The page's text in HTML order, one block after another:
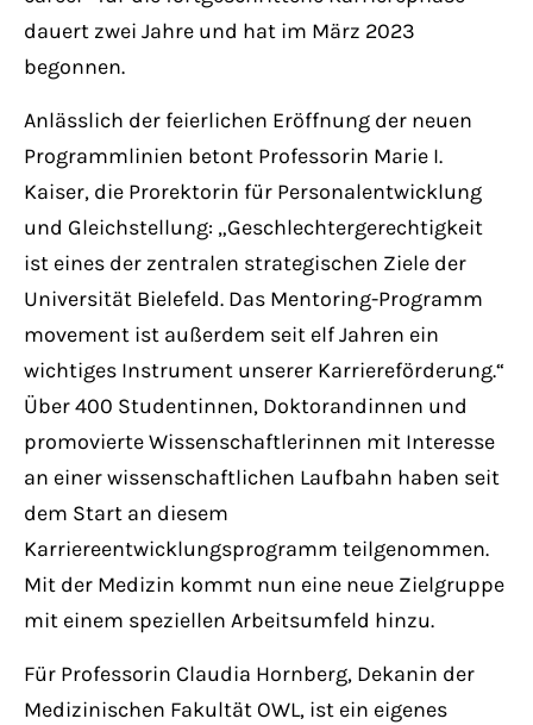
dauert zwei Jahre und hat im März 2023
begonnen.
Anlässlich der feierlichen Eröffnung der neuen
Programmlinien betont Professorin Marie I.
Kaiser, die Prorektorin für Personalentwicklung
und Gleichstellung: „Geschlechtergerechtigkeit
ist eines der zentralen strategischen Ziele der
Universität Bielefeld. Das Mentoring-Programm
movement ist außerdem seit elf Jahren ein
wichtiges Instrument unserer Karriereförderung.“
Über 400 Studentinnen, Doktorandinnen und
promovierte Wissenschaftlerinnen mit Interesse
an einer wissenschaftlichen Laufbahn haben seit
dem Start an diesem
Karriereentwicklungsprogramm teilgenommen.
Mit der Medizin kommt nun eine neue Zielgruppe
mit einem speziellen Arbeitsumfeld hinzu.
Für Professorin Claudia Hornberg, Dekanin der
Medizinischen Fakultät OWL, ist ein eigenes